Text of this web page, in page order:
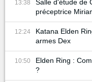
13:38
Salle d'étude de
préceptrice
12:24
Katana Elden
armes Dex
10:50
Elden Ring :
?